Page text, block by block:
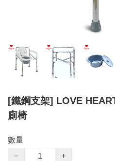
[鐵鋼支架] LOVE
廁椅
數量
−
+